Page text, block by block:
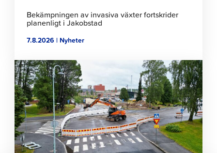
Bekämpningen av invasiva växter fortskrider
planenligt i Jakobstad
7.8.2026 | Nyheter
Klicka
för
att
läsa
artikeln